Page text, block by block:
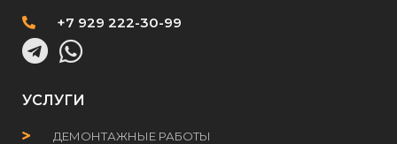
+7 929 222-30-99
УСЛУГИ
ДЕМОНТАЖНЫЕ РАБОТЫ